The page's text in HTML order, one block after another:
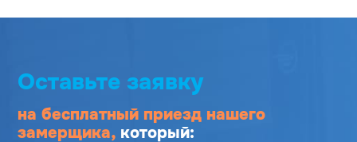
Оставьте заявку
на бесплатный приезд нашего
замерщика, который: